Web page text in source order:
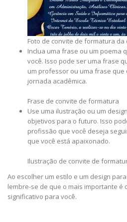
Foto de convite de formatura da
Inclua uma frase ou um poema
você. Isso pode ser uma frase
um professor ou uma frase que
jornada acadêmica.
Frase de convite de formatura
Use uma ilustração ou um
objetivos para o futuro. Isso
profissão que você deseja
que você está apaixonado.
Ilustração de convite de
Ao escolher um estilo e um design
lembre-se de que o mais importante é
significativo para você.